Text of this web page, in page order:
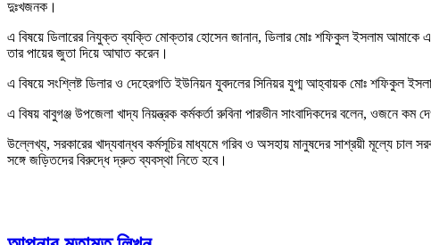
দুঃখজনক।
এ বিষয়ে ডিলারের নিযুক্ত ব্যক্তি মোক্তার হোসেন জানান, ডিলার মোঃ শফিকুল ইসলাম আমাকে
তার পায়ের জুতা দিয়ে আঘাত করেন।
এ বিষয়ে সংশ্লিষ্ট ডিলার ও দেহেরগতি ইউনিয়ন যুবদলের সিনিয়র যুগ্ম আহ্বায়ক মোঃ শফিকুল
এ বিষয় বাবুগঞ্জ উপজেলা খাদ্য নিয়ন্ত্রক কর্মকর্তা রুবিনা পারভীন সাংবাদিকদের বলেন, ওজনে কম
উল্লেখ্য, সরকারের খাদ্যবান্ধব কর্মসূচির মাধ্যমে গরিব ও অসহায় মানুষদের সাশ্রয়ী মূল্যে
সঙ্গে জড়িতদের বিরুদ্ধে দ্রুত ব্যবস্থা নিতে হবে।